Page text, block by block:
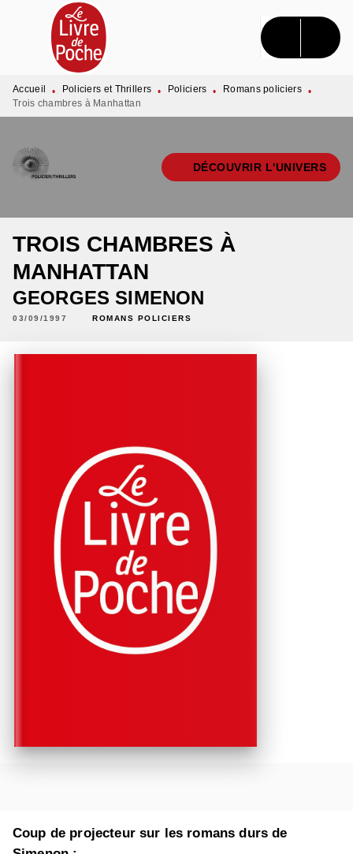
MENU RECHERCHE CONTENU
PIED DE PAGE
Accueil • Policiers et Thrillers • Policiers • Romans policiers •
Trois chambres à Manhattan
DÉCOUVRIR L'UNIVERS
TROIS CHAMBRES À
MANHATTAN
GEORGES SIMENON
03/09/1997 ROMANS POLICIERS
Coup de projecteur sur les romans durs de